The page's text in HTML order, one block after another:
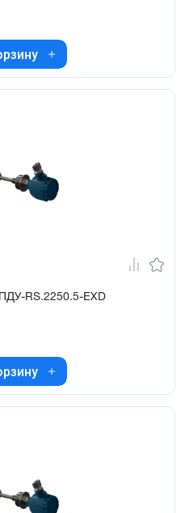
RS.2250.5-ЕХD